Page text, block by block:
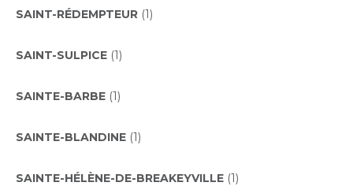
SAINT-RÉDEMPTEUR (1)
SAINT-SULPICE (1)
SAINTE-BARBE (1)
SAINTE-BLANDINE (1)
SAINTE-HÉLÈNE-DE-BREAKEYVILLE (1)